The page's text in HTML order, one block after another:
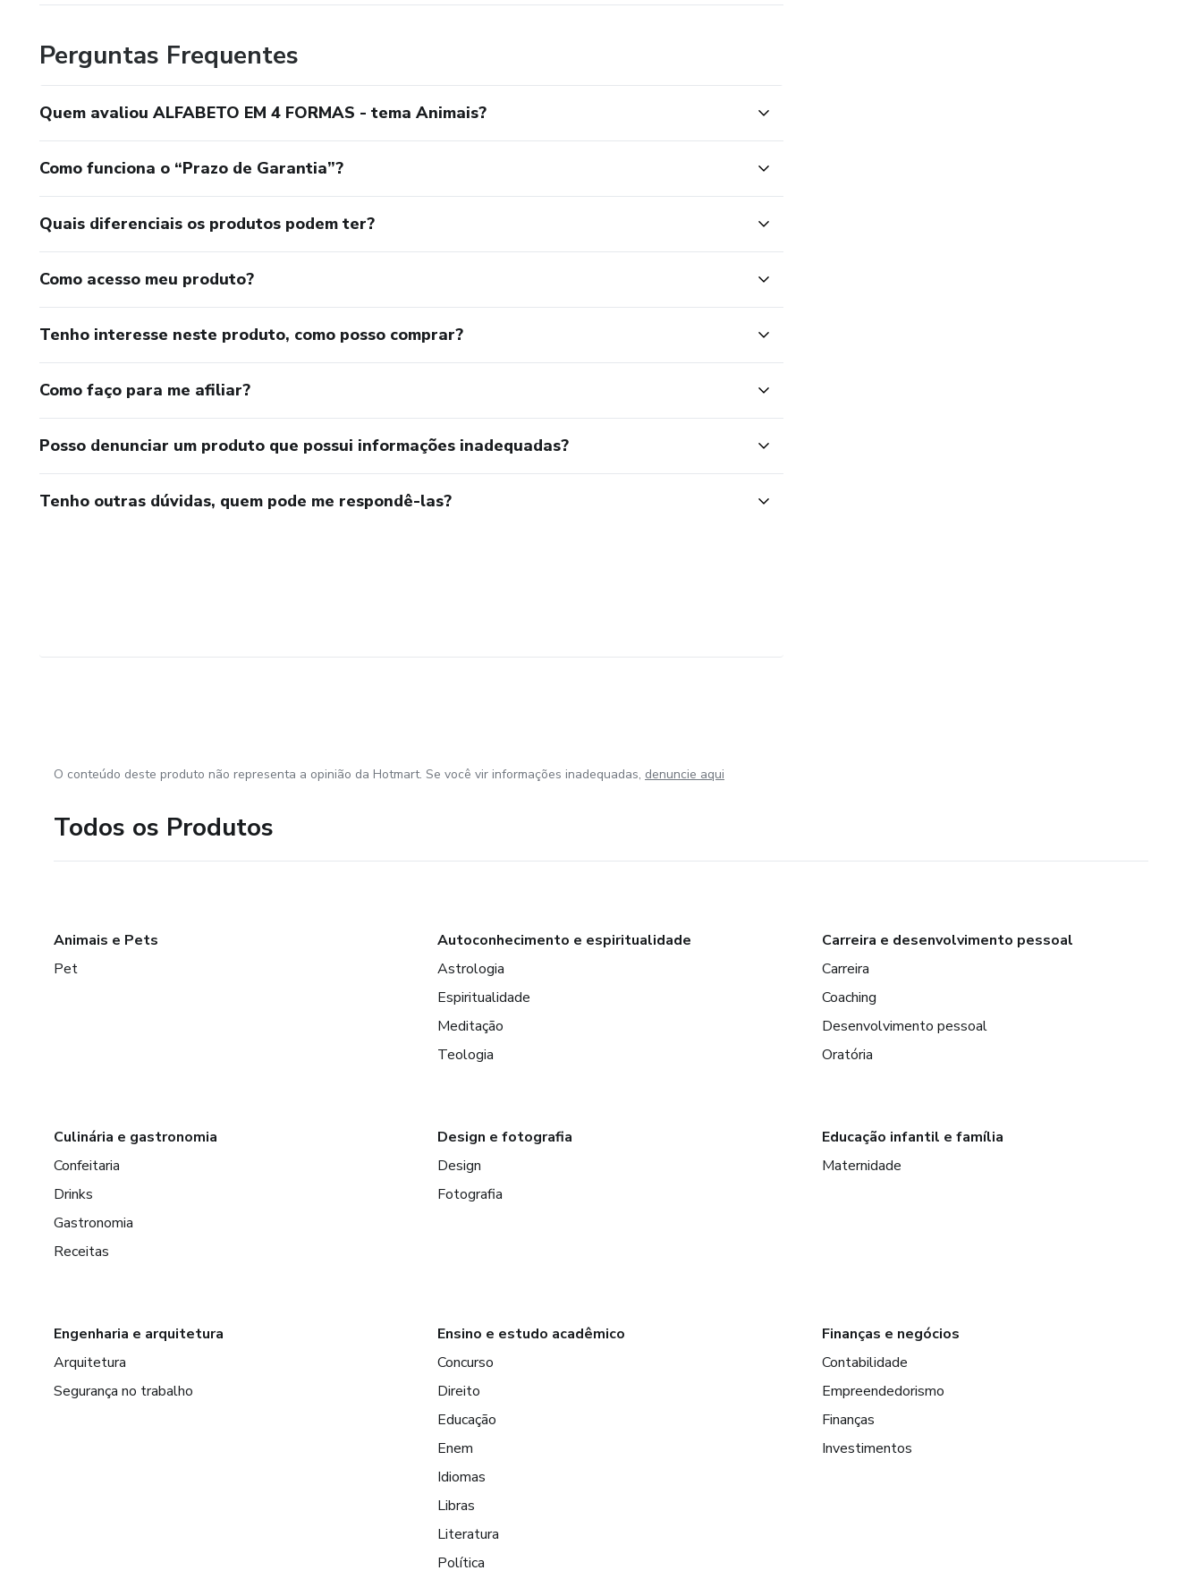
Perguntas Frequentes
Quem avaliou ALFABETO EM 4 FORMAS - tema Animais?
Como funciona o “Prazo de Garantia”?
Quais diferenciais os produtos podem ter?
Como acesso meu produto?
Tenho interesse neste produto, como posso comprar?
Como faço para me afiliar?
Posso denunciar um produto que possui informações inadequadas?
Tenho outras dúvidas, quem pode me respondê-las?
O conteúdo deste produto não representa a opinião da Hotmart. Se você vir informações inadequadas, denuncie aqui
Todos os Produtos
Animais e Pets
Pet
Autoconhecimento e espiritualidade
Astrologia
Espiritualidade
Meditação
Teologia
Carreira e desenvolvimento pessoal
Carreira
Coaching
Desenvolvimento pessoal
Oratória
Culinária e gastronomia
Confeitaria
Drinks
Gastronomia
Receitas
Design e fotografia
Design
Fotografia
Educação infantil e família
Maternidade
Engenharia e arquitetura
Arquitetura
Segurança no trabalho
Ensino e estudo acadêmico
Concurso
Direito
Educação
Enem
Idiomas
Libras
Literatura
Política
Finanças e negócios
Contabilidade
Empreendedorismo
Finanças
Investimentos